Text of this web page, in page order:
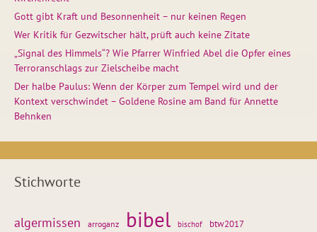
Gott gibt Kraft und Besonnenheit – nur keinen Regen
Wer Kritik für Gezwitscher hält, prüft auch keine Zitate
„Signal des Himmels“? Wie Pfarrer Winfried Abel die Opfer eines
Terroranschlags zur Zielscheibe macht
Der halbe Paulus: Wenn der Körper zum Tempel wird und der
Kontext verschwindet – Goldene Rosine am Band für Annette
Behnken
Stichworte
algermissen arroganz bibel bischof btw2017